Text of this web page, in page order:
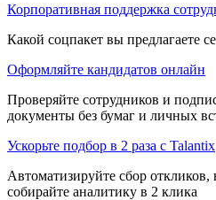
Корпоративная поддержка
Какой соцпакет вы предлагаете
Оформляйте кандидатов онлайн
Проверяйте сотрудников и
документы без бумаг и личных
Ускорьте подбор в 2 раза с Talantix
Автоматизируйте сбор откликов,
собирайте аналитику в 2 клика